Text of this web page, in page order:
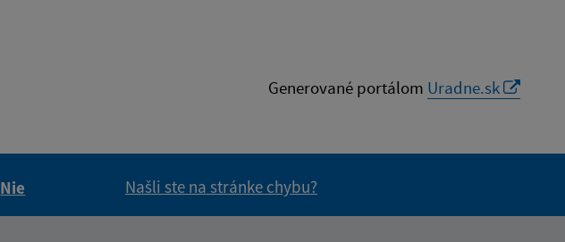
Generované portálom Uradne.sk
Nie
Našli ste na stránke chybu?